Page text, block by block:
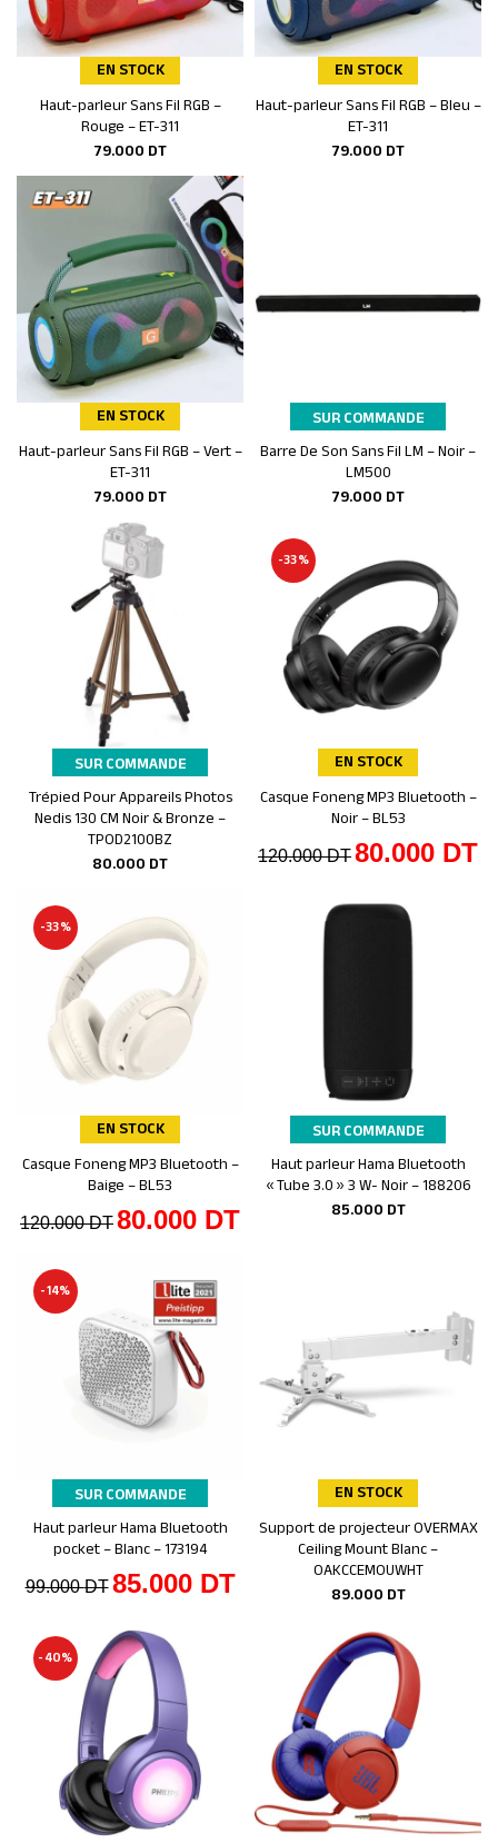
EN STOCK
Ajouter au panier
Haut-parleur Sans Fil RGB –
Rouge – ET-311
79.000 DT
EN STOCK
Ajouter au panier
Haut-parleur Sans Fil RGB – Bleu –
ET-311
79.000 DT
EN STOCK
Ajouter au panier
Haut-parleur Sans Fil RGB – Vert –
ET-311
79.000 DT
SUR COMMANDE
Ajouter au panier
Barre De Son Sans Fil LM – Noir –
LM500
79.000 DT
SUR COMMANDE
Ajouter au panier
Trépied Pour Appareils Photos
Nedis 130 CM Noir & Bronze –
TPOD2100BZ
80.000 DT
-33%
EN STOCK
Ajouter au panier
Casque Foneng MP3 Bluetooth –
Noir – BL53
120.000DT80.000 DT
-33%
EN STOCK
Ajouter au panier
Casque Foneng MP3 Bluetooth –
Baige – BL53
120.000DT80.000 DT
SUR COMMANDE
Ajouter au panier
Haut parleur Hama Bluetooth
« Tube 3.0 » 3 W- Noir – 188206
85.000 DT
-14%
SUR COMMANDE
Ajouter au panier
Haut parleur Hama Bluetooth
pocket – Blanc – 173194
99.000DT85.000 DT
EN STOCK
Ajouter au panier
Support de projecteur OVERMAX
Ceiling Mount Blanc –
OAKCCEMOUWHT
89.000 DT
-40%